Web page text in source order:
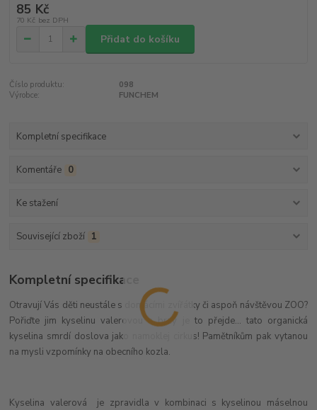
85 Kč
70 Kč bez DPH
Přidat do košíku
Číslo produktu:
098
Výrobce:
FUNCHEM
Kompletní specifikace
Komentáře 0
Ke stažení
Související zboží 1
Kompletní specifikace
Otravují Vás děti neustále s domácími zvířátky či aspoň návštěvou ZOO?
Pořiďte jim kyselinu valerovou a brzy je to přejde... tato organická
kyselina smrdí doslova jako namoklej cirkus! Pamětníkům pak vytanou
na mysli vzpomínky na obecního kozla.
Kyselina valerová je zpravidla v kombinaci s kyselinou máselnou